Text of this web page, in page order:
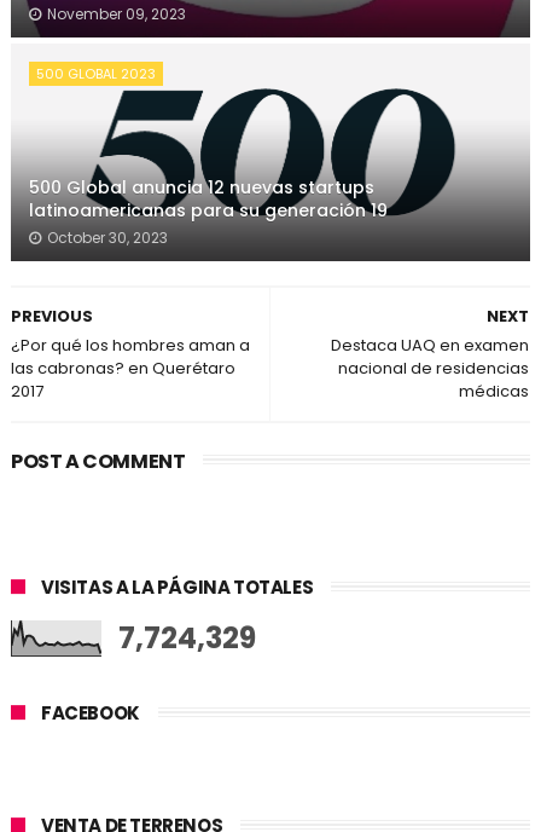
November 09, 2023
500 GLOBAL 2023
500 Global anuncia 12 nuevas startups
latinoamericanas para su generación 19
October 30, 2023
NEXT
Destaca UAQ en examen
nacional de residencias
médicas
PREVIOUS
¿Por qué los hombres aman a
las cabronas? en Querétaro
2017
POST A COMMENT
VISITAS A LA PÁGINA TOTALES
7,724,329
FACEBOOK
VENTA DE TERRENOS